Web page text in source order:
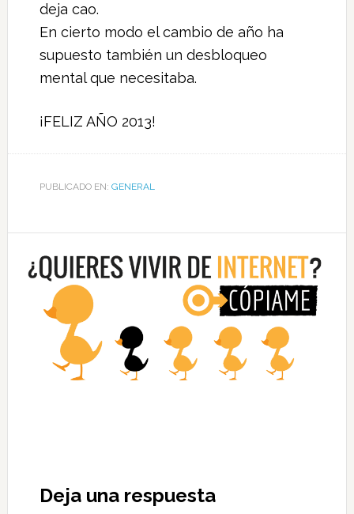
deja cao.
En cierto modo el cambio de año ha
supuesto también un desbloqueo
mental que necesitaba.
¡FELIZ AÑO 2013!
PUBLICADO EN: GENERAL
Deja una respuesta